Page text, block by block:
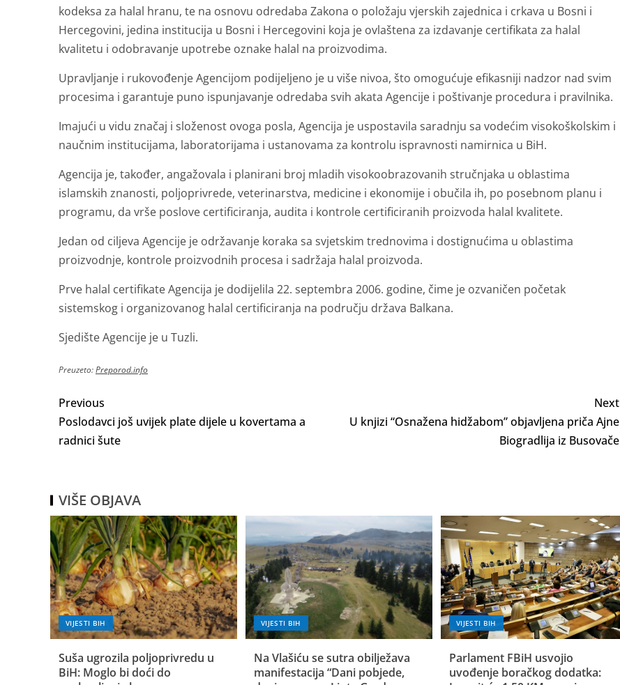
kodeksa za halal hranu, te na osnovu odredaba Zakona o položaju vjerskih zajednica i crkava u Bosni i
Hercegovini, jedina institucija u Bosni i Hercegovini koja je ovlaštena za izdavanje certifikata za halal
kvalitetu i odobravanje upotrebe oznake halal na proizvodima.
Upravljanje i rukovođenje Agencijom podijeljeno je u više nivoa, što omogućuje efikasniji nadzor nad svim
procesima i garantuje puno ispunjavanje odredaba svih akata Agencije i poštivanje procedura i pravilnika.
Imajući u vidu značaj i složenost ovoga posla, Agencija je uspostavila saradnju sa vodećim visokoškolskim i
naučnim institucijama, laboratorijama i ustanovama za kontrolu ispravnosti namirnica u BiH.
Agencija je, također, angažovala i planirani broj mladih visokoobrazovanih stručnjaka u oblastima
islamskih znanosti, poljoprivrede, veterinarstva, medicine i ekonomije i obučila ih, po posebnom planu i
programu, da vrše poslove certificiranja, audita i kontrole certificiranih proizvoda halal kvalitete.
Jedan od ciljeva Agencije je održavanje koraka sa svjetskim trednovima i dostignućima u oblastima
proizvodnje, kontrole proizvodnih procesa i sadržaja halal proizvoda.
Prve halal certifikate Agencija je dodijelila 22. septembra 2006. godine, čime je ozvaničen početak
sistemskog i organizovanog halal certificiranja na području država Balkana.
Sjedište Agencije je u Tuzli.
Preuzeto:Preporod.info
Previous
Poslodavci još uvijek plate dijele u kovertama a
radnici šute
Next
U knjizi “Osnažena hidžabom” objavljena priča Ajne
Biogradlija iz Busovače
VIŠE OBJAVA
VIJESTI BIH
Suša ugrozila poljoprivredu u
BiH: Moglo bi doći do
VIJESTI BIH
Na Vlašiću se sutra obilježava
manifestacija “Dani pobjede,
VIJESTI BIH
Parlament FBiH usvojio
uvođenje boračkog dodatka: